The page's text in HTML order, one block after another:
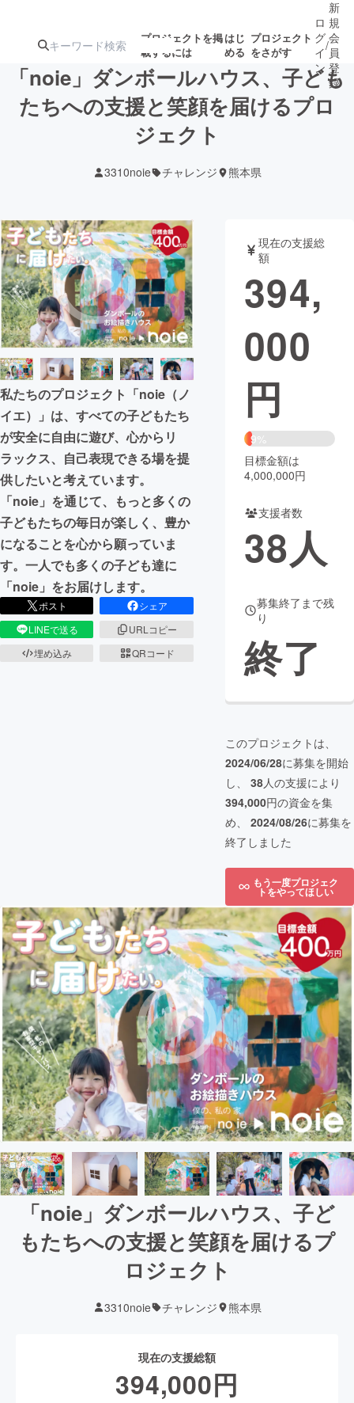
プロジェクトを掲
載するには
はじ
める
プロジェクト
をさがす
注目の新着プロ募集終了が近いプ
テクノロジー・ガジェット
映像・映画 書籍・雑誌
ビジネス・起業 チャレンジ
まちづくり・地域活性化
CAMPFIRE for Social Good
CAMPFIRE Creation
CAMPFIREふるさと納税machi-ya コミュニティ
ロ
グ
イ
ン
/
新
規
会
員
登
録
「noie」ダンボールハウス、子ども
たちへの支援と笑顔を届けるプロ
ジェクト
3310noie チャレンジ 熊本県
私たちのプロジェクト「noie（ノ
イエ）」は、すべての子どもたち
が安全に自由に遊び、心からリ
ラックス、自己表現できる場を提
供したいと考えています。
「noie」を通じて、もっと多くの
子どもたちの毎日が楽しく、豊か
になることを心から願っていま
す。一人でも多くの子ども達に
「noie」をお届けします。
ポスト
シェア
LINEで送る
URLコピー
埋め込み
QRコード
現在の支援総
額
394,
000
円
9%
目標金額は
4,000,000円
支援者数
38人
募集終了まで残
り
終了
このプロジェクトは、
2024/06/28に募集を開始
し、 38人の支援により
394,000円の資金を集
め、 2024/08/26に募集を
終了しました
もう一度プロジェク
トをやってほしい
「noie」ダンボールハウス、子ど
もたちへの支援と笑顔を届けるプ
ロジェクト
3310noie チャレンジ 熊本県
現在の支援総額
394,000円